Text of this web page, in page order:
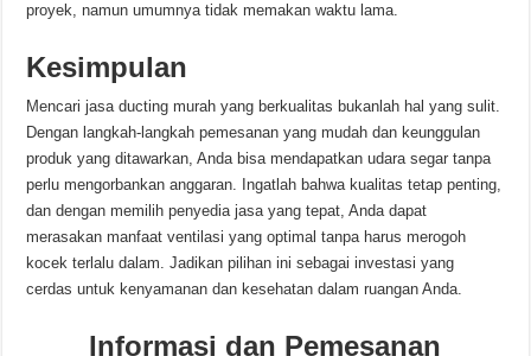
proyek, namun umumnya tidak memakan waktu lama.
Kesimpulan
Mencari jasa ducting murah yang berkualitas bukanlah hal yang sulit.
Dengan langkah-langkah pemesanan yang mudah dan keunggulan
produk yang ditawarkan, Anda bisa mendapatkan udara segar tanpa
perlu mengorbankan anggaran. Ingatlah bahwa kualitas tetap penting,
dan dengan memilih penyedia jasa yang tepat, Anda dapat
merasakan manfaat ventilasi yang optimal tanpa harus merogoh
kocek terlalu dalam. Jadikan pilihan ini sebagai investasi yang
cerdas untuk kenyamanan dan kesehatan dalam ruangan Anda.
Informasi dan Pemesanan